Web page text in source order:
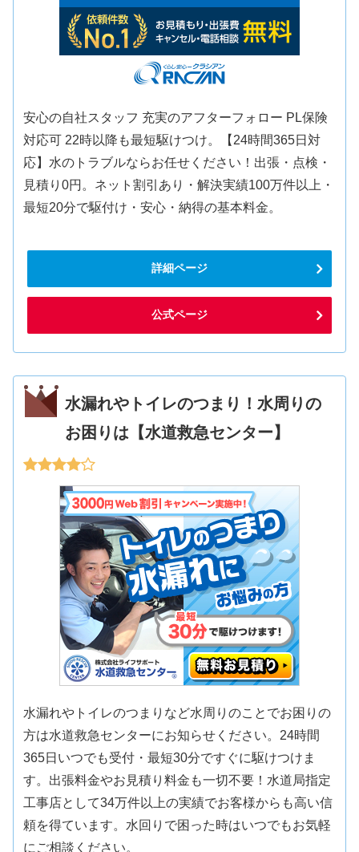
安心の自社スタッフ 充実のアフターフォロー PL保険
対応可 22時以降も最短駆けつけ。【24時間365日対
応】水のトラブルならお任せください！出張・点検・
見積り0円。ネット割引あり・解決実績100万件以上・
最短20分で駆付け・安心・納得の基本料金。
詳細ページ
公式ページ
水漏れやトイレのつまり！水周りの
お困りは【水道救急センター】
水漏れやトイレのつまりなど水周りのことでお困りの
方は水道救急センターにお知らせください。24時間
365日いつでも受付・最短30分ですぐに駆けつけま
す。出張料金やお見積り料金も一切不要！水道局指定
工事店として34万件以上の実績でお客様からも高い信
頼を得ています。水回りで困った時はいつでもお気軽
にご相談ください。